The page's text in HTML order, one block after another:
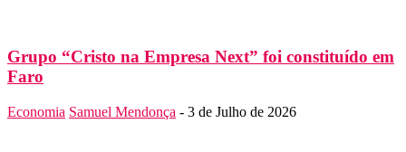
Grupo “Cristo na Empresa Next” foi constituído em
Faro
Economia Samuel Mendonça - 3 de Julho de 2026